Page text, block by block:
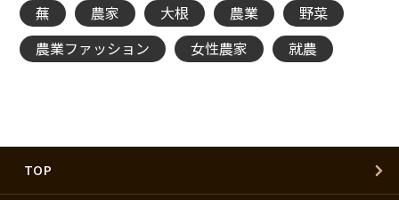
蕪
農家 大根 農業
野菜
農業ファッション
女性農家 就農
TOP